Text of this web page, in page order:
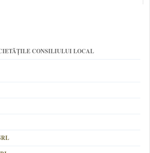
CONSILIULUI LOCAL